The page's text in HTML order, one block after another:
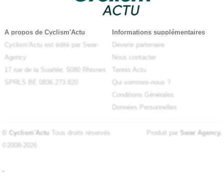
A propos de Cyclism'Actu
Cyclism'Actu est édité par Swar-
Agency
17 rue de la Suarlée, 5080 Rhisnes
SPRLS BE 0836.273.820
Informations supplémentaires
Devenir partenaire
Nous contacter
Tennis Actu
Qui sommes-nous ?
Conditions Générales
Données Personnelles
© Cyclism'Actu Tous droits réservés
©2008-2026
Produit par Swar Agency.
-